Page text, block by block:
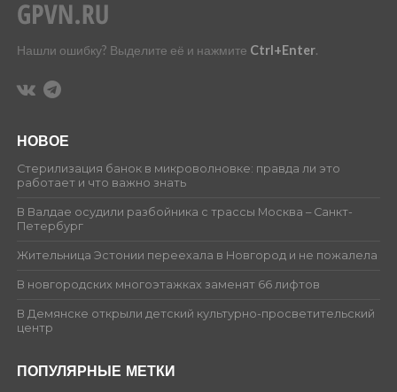
Нашли ошибку? Выделите её и нажмите Ctrl+Enter.
НОВОЕ
Стерилизация банок в микроволновке: правда ли это
работает и что важно знать
В Валдае осудили разбойника с трассы Москва – Санкт-
Петербург
Жительница Эстонии переехала в Новгород и не пожалела
В новгородских многоэтажках заменят 66 лифтов
В Демянске открыли детский культурно-просветительский
центр
ПОПУЛЯРНЫЕ МЕТКИ